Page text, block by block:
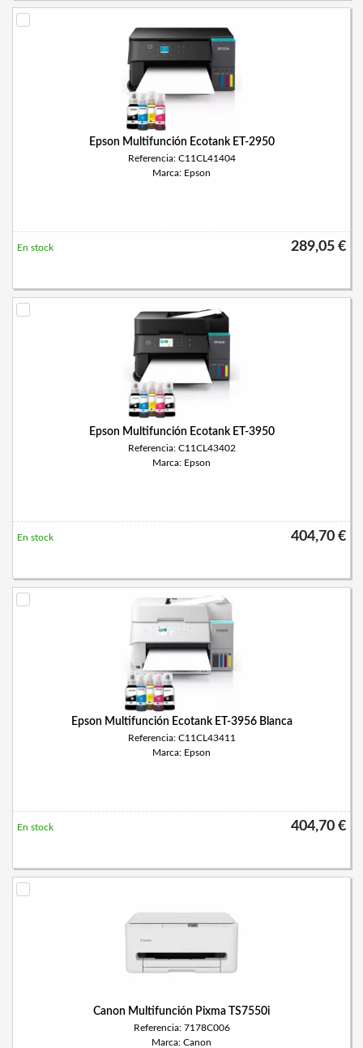
Epson Multifunción Ecotank ET-2950
Referencia: C11CL41404
Marca: Epson
289,05 €
En stock
Epson Multifunción Ecotank ET-3950
Referencia: C11CL43402
Marca: Epson
404,70 €
En stock
Epson Multifunción Ecotank ET-3956 Blanca
Referencia: C11CL43411
Marca: Epson
404,70 €
En stock
Canon Multifunción Pixma TS7550i
Referencia: 7178C006
Marca: Canon